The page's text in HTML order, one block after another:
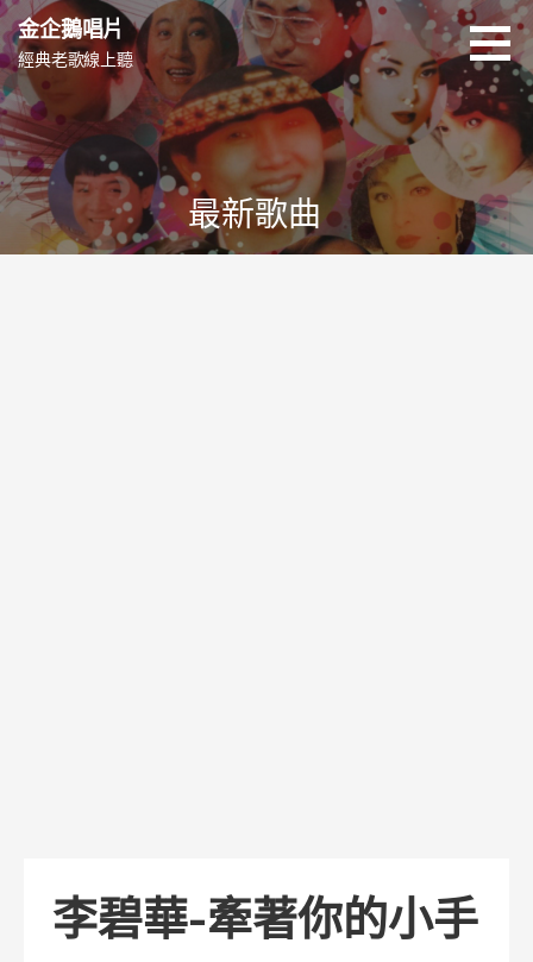
跳
至
主
要
內
容
金企鵝唱片
經典老歌線上聽
最新歌曲
李碧華-牽著你的小手